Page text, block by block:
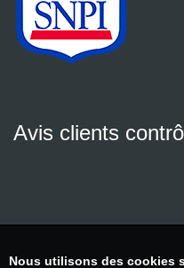
Avis clients
Nous utilisons des cookies